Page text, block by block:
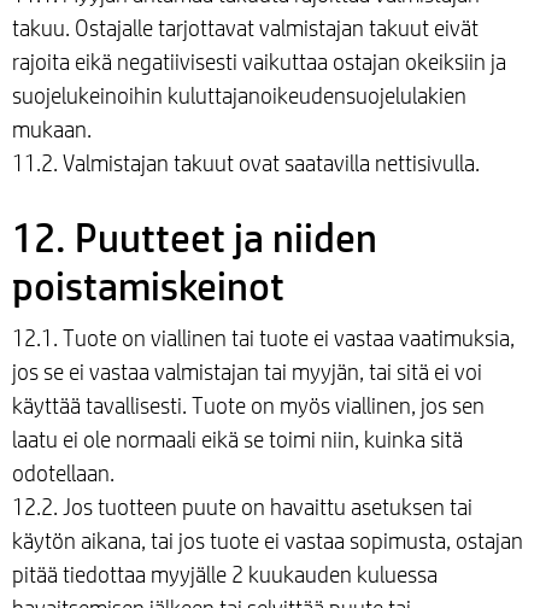
takuu. Ostajalle tarjottavat valmistajan takuut eivät
rajoita eikä negatiivisesti vaikuttaa ostajan okeiksiin ja
suojelukeinoihin kuluttajanoikeudensuojelulakien
mukaan.
11.2. Valmistajan takuut ovat saatavilla nettisivulla.
12. Puutteet ja niiden
poistamiskeinot
12.1. Tuote on viallinen tai tuote ei vastaa vaatimuksia,
jos se ei vastaa valmistajan tai myyjän, tai sitä ei voi
käyttää tavallisesti. Tuote on myös viallinen, jos sen
laatu ei ole normaali eikä se toimi niin, kuinka sitä
odotellaan.
12.2. Jos tuotteen puute on havaittu asetuksen tai
käytön aikana, tai jos tuote ei vastaa sopimusta, ostajan
pitää tiedottaa myyjälle 2 kuukauden kuluessa